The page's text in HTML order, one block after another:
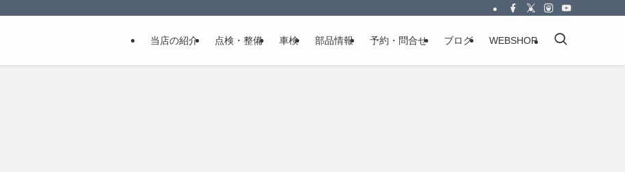
当店の紹介 点検・整備 車検 部品情報 予約・問合せ ブログ WEBSHOP